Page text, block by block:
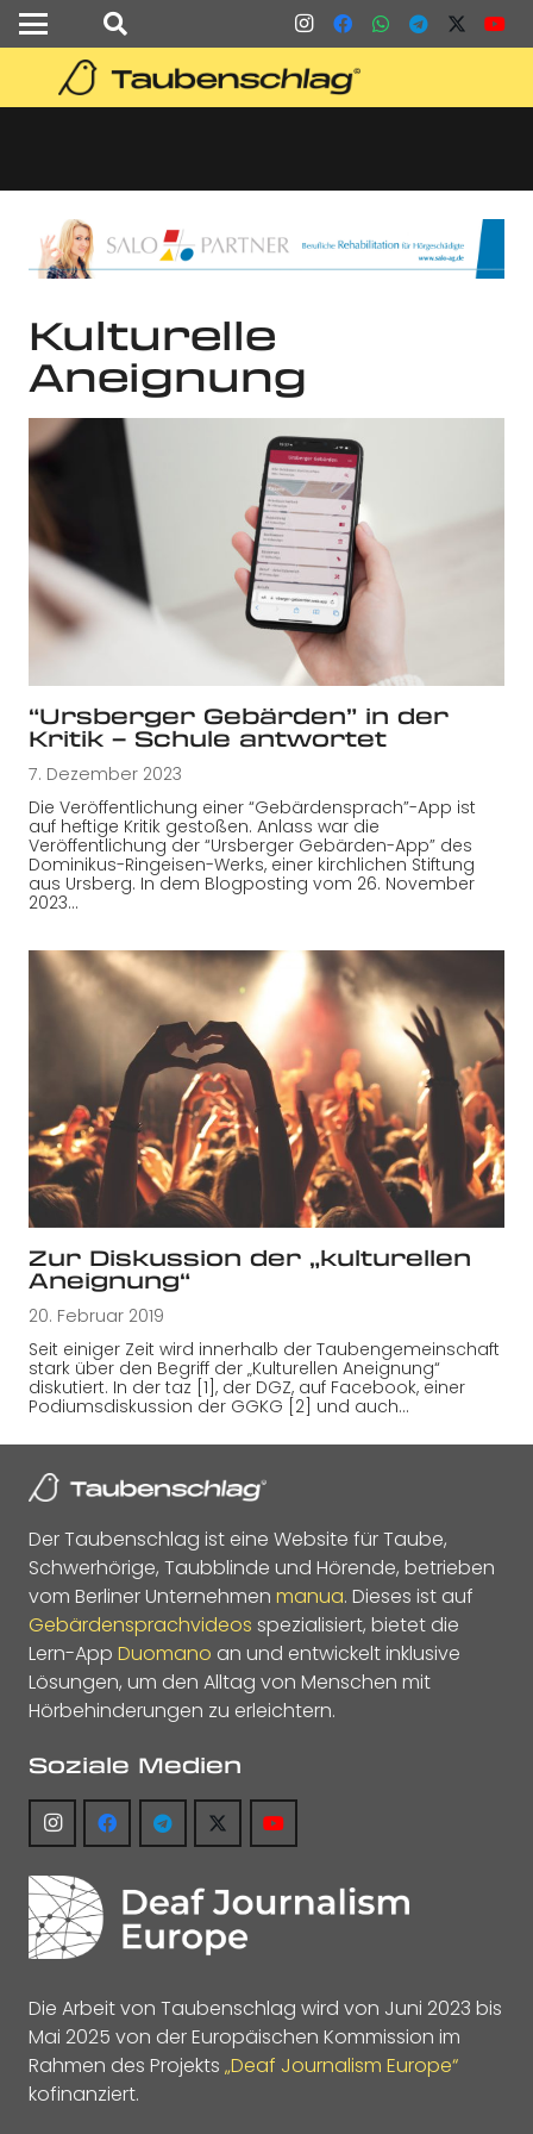
Kulturelle
Aneignung
“Ursberger Gebärden” in der
Kritik – Schule antwortet
7. Dezember 2023
Die Veröffentlichung einer “Gebärdensprach”-App ist
auf heftige Kritik gestoßen. Anlass war die
Veröffentlichung der “Ursberger Gebärden-App” des
Dominikus-Ringeisen-Werks, einer kirchlichen Stiftung
aus Ursberg. In dem Blogposting vom 26. November
2023…
Zur Diskussion der „kulturellen
Aneignung“
20. Februar 2019
Seit einiger Zeit wird innerhalb der Taubengemeinschaft
stark über den Begriff der „Kulturellen Aneignung“
diskutiert. In der taz [1], der DGZ, auf Facebook, einer
Podiumsdiskussion der GGKG [2] und auch…
Der Taubenschlag ist eine Website für Taube,
Schwerhörige, Taubblinde und Hörende, betrieben
vom Berliner Unternehmen manua. Dieses ist auf
Gebärdensprachvideos spezialisiert, bietet die
Lern-App Duomano an und entwickelt inklusive
Lösungen, um den Alltag von Menschen mit
Hörbehinderungen zu erleichtern.
Soziale Medien
Die Arbeit von Taubenschlag wird von Juni 2023 bis
Mai 2025 von der Europäischen Kommission im
Rahmen des Projekts „Deaf Journalism Europe“
kofinanziert.